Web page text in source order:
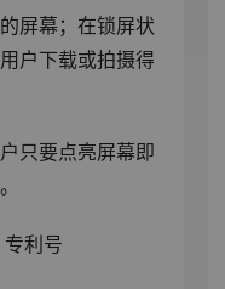
屏幕；在锁屏状
户下载或拍摄得
只要点亮屏幕即
利号